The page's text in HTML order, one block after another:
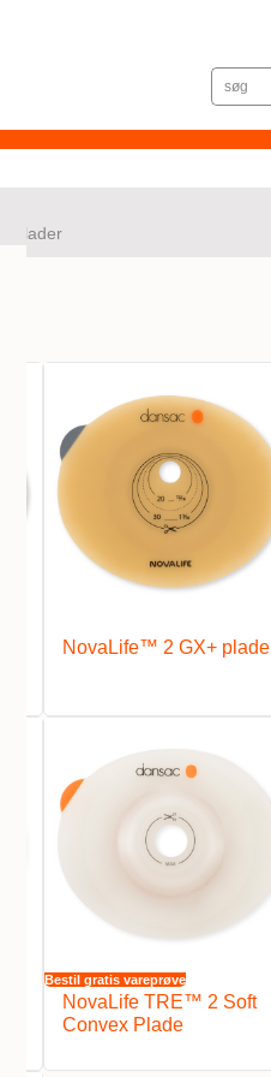
Plader
NovaLife™ 2 GX+ plade
Bestil gratis vareprøve
NovaLife TRE™ 2 Soft
Convex Plade